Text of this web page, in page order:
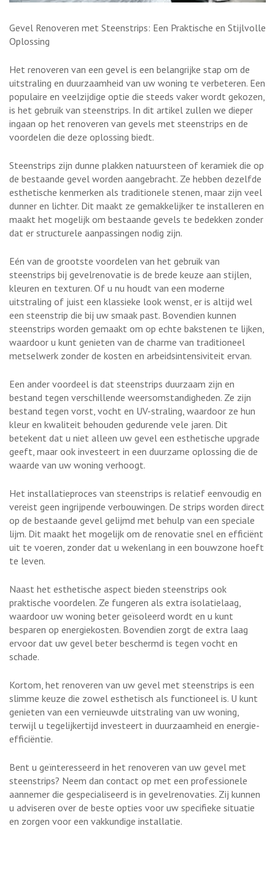
Gevel Renoveren met Steenstrips: Een Praktische en Stijlvolle
Oplossing
Het renoveren van een gevel is een belangrijke stap om de
uitstraling en duurzaamheid van uw woning te verbeteren. Een
populaire en veelzijdige optie die steeds vaker wordt gekozen,
is het gebruik van steenstrips. In dit artikel zullen we dieper
ingaan op het renoveren van gevels met steenstrips en de
voordelen die deze oplossing biedt.
Steenstrips zijn dunne plakken natuursteen of keramiek die op
de bestaande gevel worden aangebracht. Ze hebben dezelfde
esthetische kenmerken als traditionele stenen, maar zijn veel
dunner en lichter. Dit maakt ze gemakkelijker te installeren en
maakt het mogelijk om bestaande gevels te bedekken zonder
dat er structurele aanpassingen nodig zijn.
Eén van de grootste voordelen van het gebruik van
steenstrips bij gevelrenovatie is de brede keuze aan stijlen,
kleuren en texturen. Of u nu houdt van een moderne
uitstraling of juist een klassieke look wenst, er is altijd wel
een steenstrip die bij uw smaak past. Bovendien kunnen
steenstrips worden gemaakt om op echte bakstenen te lijken,
waardoor u kunt genieten van de charme van traditioneel
metselwerk zonder de kosten en arbeidsintensiviteit ervan.
Een ander voordeel is dat steenstrips duurzaam zijn en
bestand tegen verschillende weersomstandigheden. Ze zijn
bestand tegen vorst, vocht en UV-straling, waardoor ze hun
kleur en kwaliteit behouden gedurende vele jaren. Dit
betekent dat u niet alleen uw gevel een esthetische upgrade
geeft, maar ook investeert in een duurzame oplossing die de
waarde van uw woning verhoogt.
Het installatieproces van steenstrips is relatief eenvoudig en
vereist geen ingrijpende verbouwingen. De strips worden direct
op de bestaande gevel gelijmd met behulp van een speciale
lijm. Dit maakt het mogelijk om de renovatie snel en efficiënt
uit te voeren, zonder dat u wekenlang in een bouwzone hoeft
te leven.
Naast het esthetische aspect bieden steenstrips ook
praktische voordelen. Ze fungeren als extra isolatielaag,
waardoor uw woning beter geïsoleerd wordt en u kunt
besparen op energiekosten. Bovendien zorgt de extra laag
ervoor dat uw gevel beter beschermd is tegen vocht en
schade.
Kortom, het renoveren van uw gevel met steenstrips is een
slimme keuze die zowel esthetisch als functioneel is. U kunt
genieten van een vernieuwde uitstraling van uw woning,
terwijl u tegelijkertijd investeert in duurzaamheid en energie-
efficiëntie.
Bent u geïnteresseerd in het renoveren van uw gevel met
steenstrips? Neem dan contact op met een professionele
aannemer die gespecialiseerd is in gevelrenovaties. Zij kunnen
u adviseren over de beste opties voor uw specifieke situatie
en zorgen voor een vakkundige installatie.